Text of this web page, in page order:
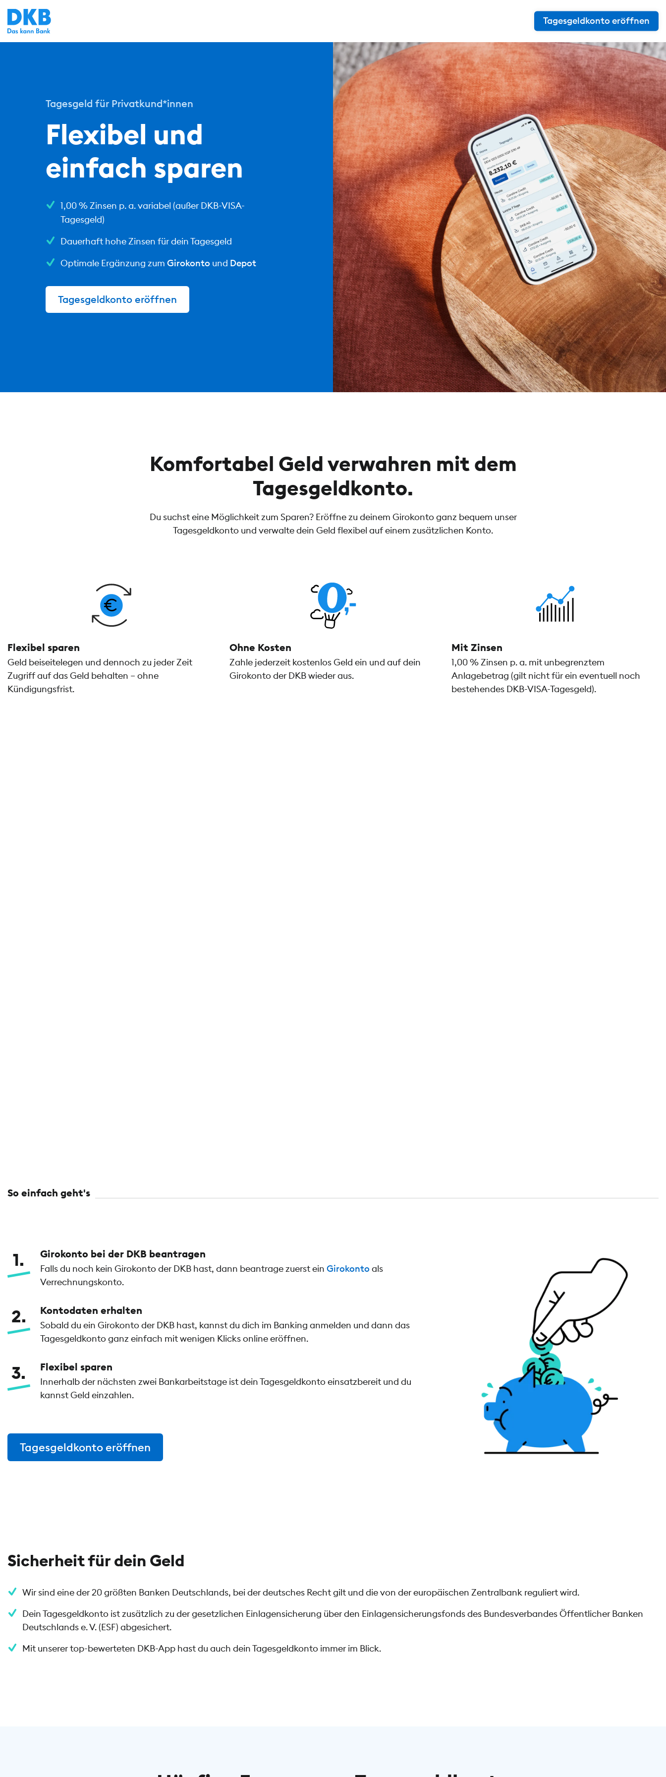
Tagesgeldkonto eröffnen
Tagesgeld für Privatkund*innen
Flexibel und
einfach sparen
1,00 % Zinsen p. a. variabel(außer DKB-VISA-
Tagesgeld)
Dauerhaft hohe Zinsen für dein Tagesgeld
Optimale Ergänzung zumGirokonto und Depot
Tagesgeldkonto eröffnen
Komfortabel Geld verwahren mit dem
Tagesgeldkonto.
Du suchst eine Möglichkeit zum Sparen? Eröffne zu deinem Girokonto ganz bequem unser
Tagesgeldkonto und verwalte dein Geld flexibel auf einem zusätzlichen Konto.
Flexibel sparen
Geld beiseitelegen und dennoch zu jeder Zeit
Zugriff auf das Geld behalten – ohne
Kündigungsfrist.
Ohne Kosten
Zahle jederzeit kostenlos Geld ein und auf dein
Girokonto der DKB wieder aus.
Mit Zinsen
1,00 % Zinsen p. a. mit unbegrenztem
Anlagebetrag (gilt nicht für ein eventuell noch
bestehendes DKB-VISA-Tagesgeld).
So einfach geht's
1 Girokonto bei der DKB beantragen
Falls du noch kein Girokonto der DKB hast, dann beantrage zuerst ein Girokonto als
Verrechnungskonto.
2 Kontodaten erhalten
Sobald du ein Girokonto der DKB hast, kannst du dich im Banking anmelden und dann das
Tagesgeldkonto ganz einfach mit wenigen Klicks online eröffnen.
3 Flexibel sparen
Innerhalb der nächsten zwei Bankarbeitstage ist dein Tagesgeldkonto einsatzbereit und du
kannst Geld einzahlen.
Tagesgeldkonto eröffnen
Sicherheit für dein Geld
Wir sind eine der 20 größten Banken Deutschlands, bei der deutsches Recht gilt und die von der europäischen Zentralbank reguliert wird.
Dein Tagesgeldkonto ist zusätzlich zu der gesetzlichen Einlagensicherung über den Einlagensicherungsfonds des Bundesverbandes Öffentlicher Banken
Deutschlands e. V. (ESF) abgesichert.
Mit unserer top-bewerteten DKB-App hast du auch dein Tagesgeldkonto immer im Blick.